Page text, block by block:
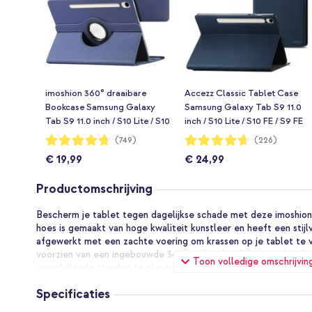
imoshion 360° draaibare
Bookcase Samsung Galaxy
Tab S9 11.0 inch / S10 Lite / S10
FE / S9 FE 10.9 inch -
Donkerblauw
Waardering:
94%
(749)
€ 19,99
Accezz Classic Tablet Case
Samsung Galaxy Tab S9 11.0
inch / S10 Lite / S10 FE / S9 FE
10.9 inch - Donkerblauw
Waardering:
93%
(226)
€ 24,99
Productomschrijving
Toon volledige
Bescherm je tablet tegen dagelijkse schade met deze
hoes is gemaakt van hoge kwaliteit kunstleer en heeft een
afgewerkt met een zachte voering om krassen op je tablet te
voorzien van een ingebouwde 360 graden draaibare
verschillende standen te plaatsen is. Zo geniet je handsfree
Stijlvol design van hoge kwaliteit kunstleer
Specificaties